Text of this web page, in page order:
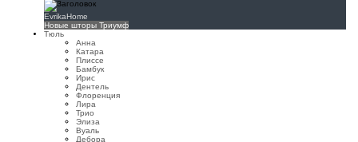
EvrikaHome
Новые шторы Триумф
Тюль
Анна
Катара
Плиссе
Бамбук
Ирис
Дентель
Флоренция
Лира
Трио
Элиза
Вуаль
Дебора